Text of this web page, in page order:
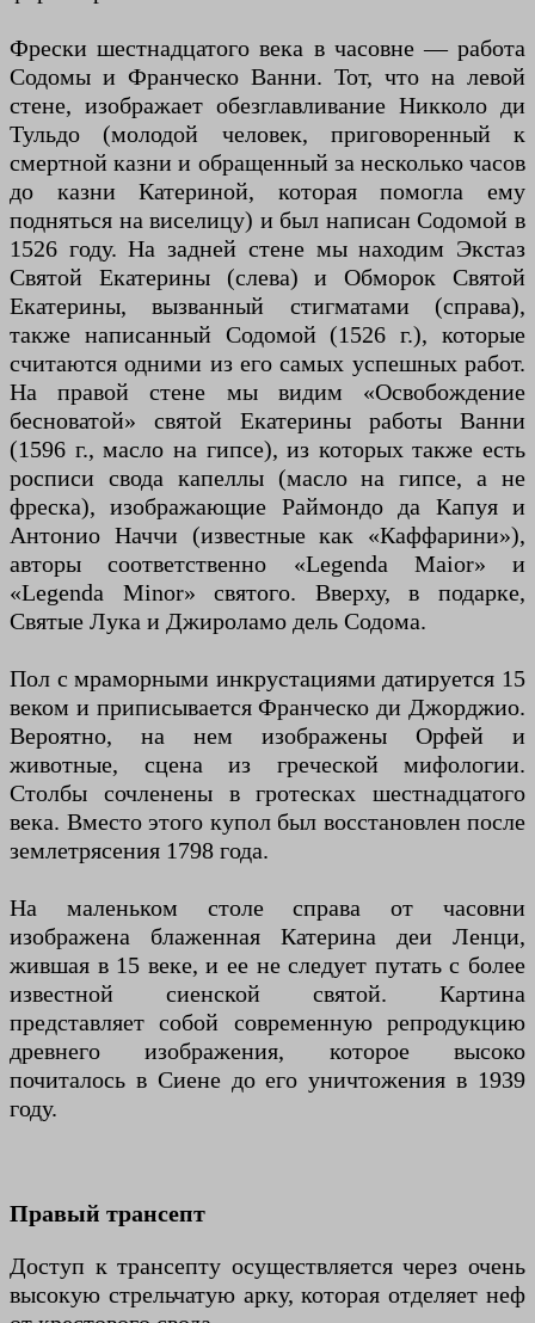
Фрески шестнадцатого века в часовне — работа
Содомы и Франческо Ванни. Тот, что на левой
стене, изображает обезглавливание Никколо ди
Тульдо (молодой человек, приговоренный к
смертной казни и обращенный за несколько часов
до казни Катериной, которая помогла ему
подняться на виселицу) и был написан Содомой в
1526 году. На задней стене мы находим Экстаз
Святой Екатерины (слева) и Обморок Святой
Екатерины, вызванный стигматами (справа),
также написанный Содомой (1526 г.), которые
считаются одними из его самых успешных работ.
На правой стене мы видим «Освобождение
бесноватой» святой Екатерины работы Ванни
(1596 г., масло на гипсе), из которых также есть
росписи свода капеллы (масло на гипсе, а не
фреска), изображающие Раймондо да Капуя и
Антонио Наччи (известные как «Каффарини»),
авторы соответственно «Legenda Maior» и
«Legenda Minor» святого. Вверху, в подарке,
Святые Лука и Джироламо дель Содома.
Пол с мраморными инкрустациями датируется 15
веком и приписывается Франческо ди Джорджио.
Вероятно, на нем изображены Орфей и
животные, сцена из греческой мифологии.
Столбы сочленены в гротесках шестнадцатого
века. Вместо этого купол был восстановлен после
землетрясения 1798 года.
На маленьком столе справа от часовни
изображена блаженная Катерина деи Ленци,
жившая в 15 веке, и ее не следует путать с более
известной сиенской святой. Картина
представляет собой современную репродукцию
древнего изображения, которое высоко
почиталось в Сиене до его уничтожения в 1939
году.
Правый трансепт
Доступ к трансепту осуществляется через очень
высокую стрельчатую арку, которая отделяет неф